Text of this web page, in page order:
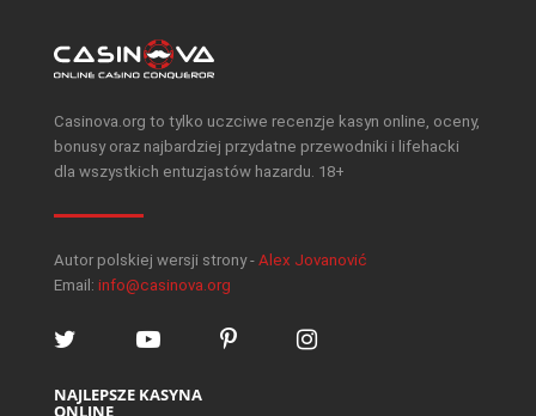
Casinova.org to tylko uczciwe recenzje kasyn online, oceny,
bonusy oraz najbardziej przydatne przewodniki i lifehacki
dla wszystkich entuzjastów hazardu. 18+
Autor polskiej wersji strony - Alex Jovanović
Email: info@casinova.org
NAJLEPSZE KASYNA
ONLINE